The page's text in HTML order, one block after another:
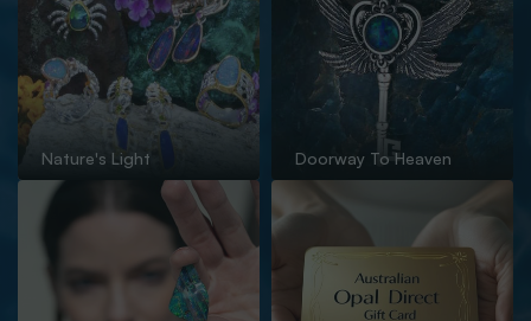
Nature's Light Doorway To Heaven